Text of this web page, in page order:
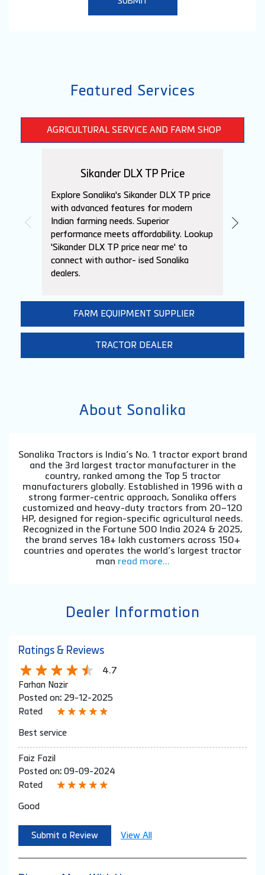
Featured Services
AGRICULTURAL SERVICE AND FARM SHOP
Sikander DLX TP Price
Explore Sonalika's Sikander DLX TP price
with advanced features for modern
Indian farming needs. Superior
performance meets affordability. Lookup
'Sikander DLX TP price near me' to
connect with author- ised Sonalika
dealers.
FARM EQUIPMENT SUPPLIER
TRACTOR DEALER
About Sonalika
Sonalika Tractors is India’s No. 1 tractor export brand
and the 3rd largest tractor manufacturer in the
country, ranked among the Top 5 tractor
manufacturers globally. Established in 1996 with a
strong farmer-centric approach, Sonalika offers
customized and heavy-duty tractors from 20–120
HP, designed for region-specific agricultural needs.
Recognized in the Fortune 500 India 2024 & 2025,
the brand serves 18+ lakh customers across 150+
countries and operates the world’s largest tractor
man read more...
Dealer Information
Ratings & Reviews
4.7
Farhan Nazir
Posted on: 29-12-2025
Rated
Best service
Faiz Fazil
Posted on: 09-09-2024
Rated
Good
Submit a Review View All